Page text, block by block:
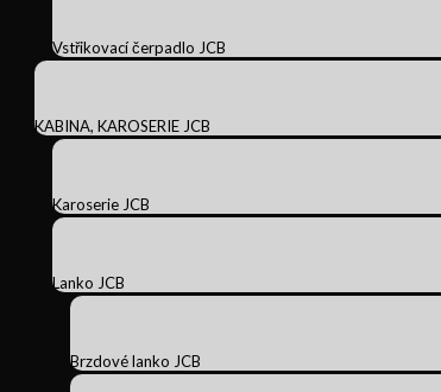
Vstřikovací čerpadlo JCB
KABINA, KAROSERIE JCB
Karoserie JCB
Lanko JCB
Brzdové lanko JCB